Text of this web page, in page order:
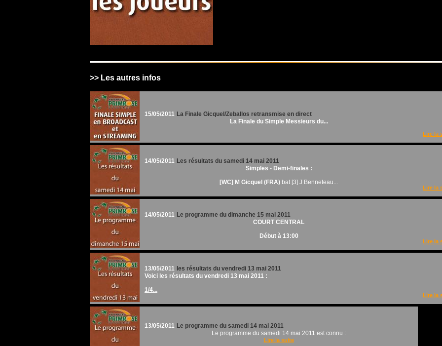
>> Les autres infos
15/05/2011 La Finale Gicquel/Zeballos retransmise en direct
La Finale du Simple Messieurs du...
Lire la
14/05/2011 Les résultats du samedi 14 mai 2011
Simples - Demi-finales :
[WC] M Gicquel (FRA) bat [3] J Benneteau...
Lire la
14/05/2011 Le programme du dimanche 15 mai 2011
COURT CENTRAL
Début à 13:00
Lire la
13/05/2011 les résultats du vendredi 13 mai 2011
Voici les résultats du vendredi 13 mai 2011 :
1/4...
Lire la
13/05/2011 Le programme du samedi 14 mai 2011
Le programme du samedi 14 mai 2011 est connu :
Lire la suite